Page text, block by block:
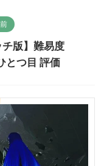
版】難易度
とつ目 評価